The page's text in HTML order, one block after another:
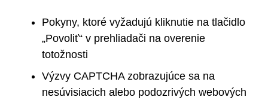
Pokyny, ktoré vyžadujú kliknutie na tlačidlo
„Povoliť“ v prehliadači na overenie
totožnosti
Výzvy CAPTCHA zobrazujúce sa na
nesúvisiacich alebo podozrivých webových